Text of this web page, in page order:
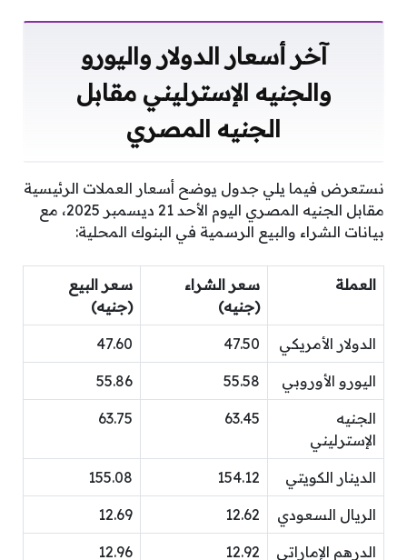
آخر أسعار الدولار واليورو
والجنيه الإسترليني مقابل
الجنيه المصري
نستعرض فيما يلي جدول يوضح أسعار العملات الرئيسية
مقابل الجنيه المصري اليوم الأحد 21 ديسمبر 2025، مع
بيانات الشراء والبيع الرسمية في البنوك المحلية:
العملة
سعر الشراء
(جنيه)
سعر البيع
(جنيه)
الدولار الأمريكي 47.50
47.60
اليورو الأوروبي 55.58
55.86
الجنيه
الإسترليني
63.45
63.75
الدينار الكويتي 154.12
155.08
الريال السعودي 12.62
12.69
الدرهم الإماراتي 12.92
12.96